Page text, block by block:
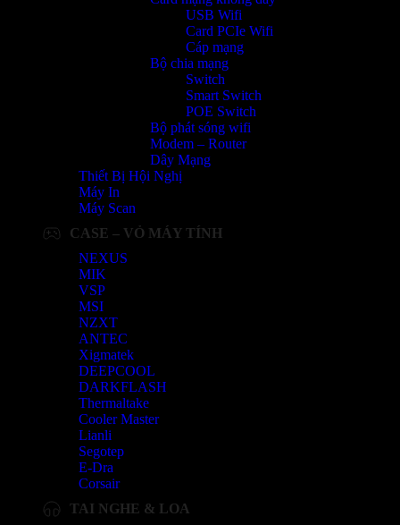
USB Wifi
Card PCIe Wifi
Cáp mạng
Bộ chia mạng
Switch
Smart Switch
POE Switch
Bộ phát sóng wifi
Modem – Router
Dây Mạng
Thiết Bị Hội Nghị
Máy In
Máy Scan
CASE – VỎ MÁY TÍNH
NEXUS
MIK
VSP
MSI
NZXT
ANTEC
Xigmatek
DEEPCOOL
DARKFLASH
Thermaltake
Cooler Master
Lianli
Segotep
E-Dra
Corsair
TAI NGHE & LOA